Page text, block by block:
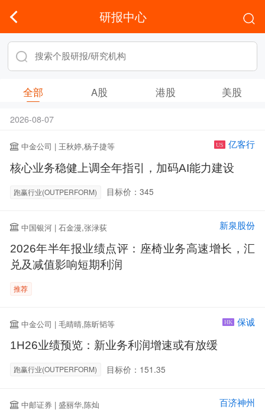
研报中心
全部 A股 港股 美股
2026-08-07
中金公司 | 王秋婷,杨子捷等 US 亿客行
核心业务稳健上调全年指引，加码AI能力建设
跑赢行业(OUTPERFORM) 目标价：345
中国银河 | 石金漫,张渌荻 新泉股份
2026年半年报业绩点评：座椅业务高速增长，汇
兑及减值影响短期利润
推荐
中金公司 | 毛晴晴,陈昕韬等 HK 保诚
1H26业绩预览：新业务利润增速或有放缓
跑赢行业(OUTPERFORM) 目标价：151.35
中邮证券 | 盛丽华,陈灿 百济神州